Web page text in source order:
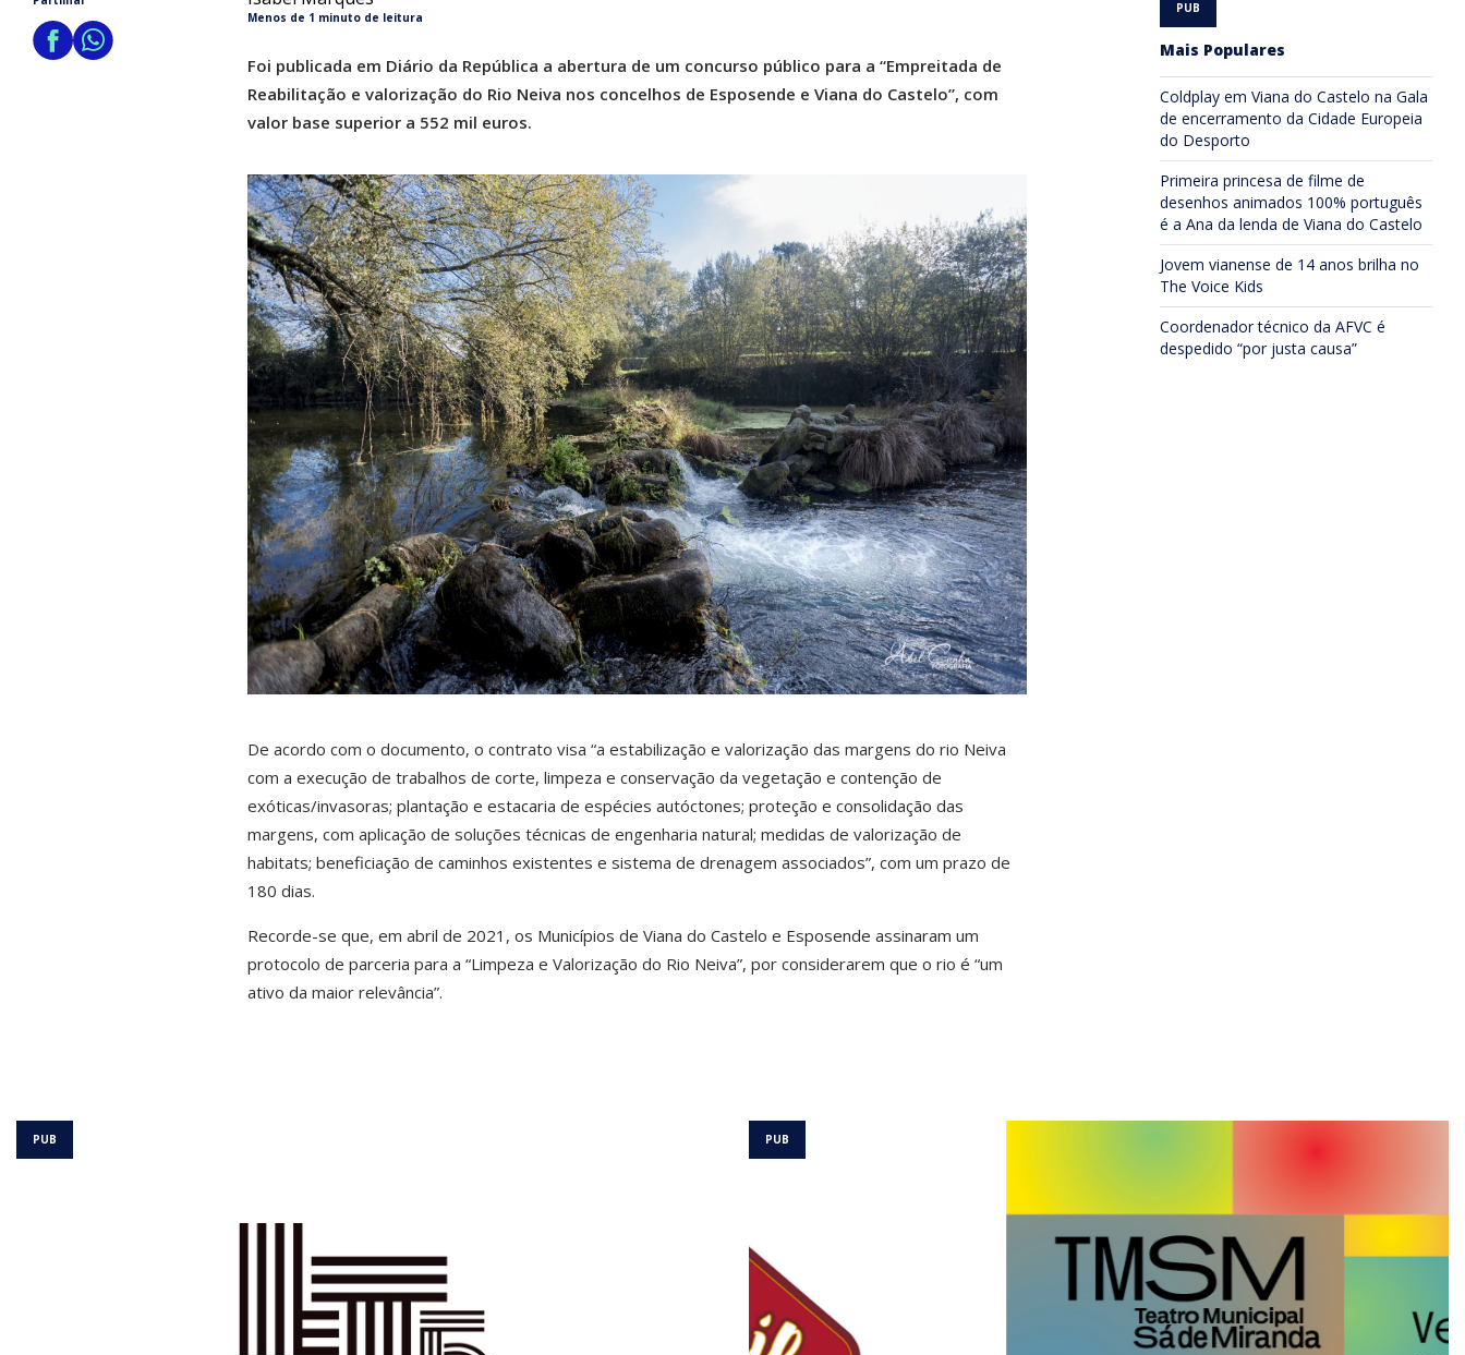
Menos de 1 minuto de leitura
Foi publicada em Diário da República a abertura de um concurso público para a “Empreitada de
Reabilitação e valorização do Rio Neiva nos concelhos de Esposende e Viana do Castelo”, com
valor base superior a 552 mil euros.
De acordo com o documento, o contrato visa “a estabilização e valorização das margens do rio Neiva
com a execução de trabalhos de corte, limpeza e conservação da vegetação e contenção de
exóticas/invasoras; plantação e estacaria de espécies autóctones; proteção e consolidação das
margens, com aplicação de soluções técnicas de engenharia natural; medidas de valorização de
habitats; beneficiação de caminhos existentes e sistema de drenagem associados”, com um prazo de
180 dias.
Recorde-se que, em abril de 2021, os Municípios de Viana do Castelo e Esposende assinaram um
protocolo de parceria para a “Limpeza e Valorização do Rio Neiva”, por considerarem que o rio é “um
ativo da maior relevância”.
Mais Populares
Coldplay em Viana do Castelo na Gala
de encerramento da Cidade Europeia
do Desporto
Primeira princesa de filme de
desenhos animados 100% português
é a Ana da lenda de Viana do Castelo
Jovem vianense de 14 anos brilha no
The Voice Kids
Coordenador técnico da AFVC é
despedido “por justa causa”